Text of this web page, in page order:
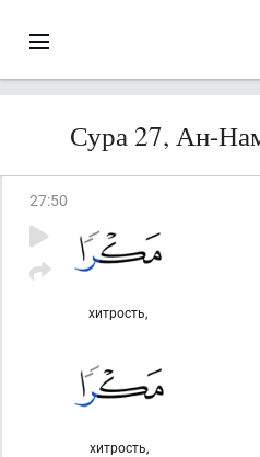
Сура 27, Ан-
27:50
хитрость,
хитрость,